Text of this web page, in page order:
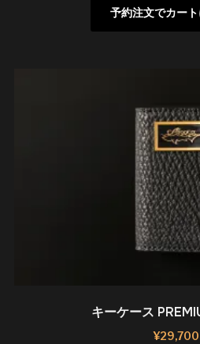
予約注文でカー
キーケース
¥29,700